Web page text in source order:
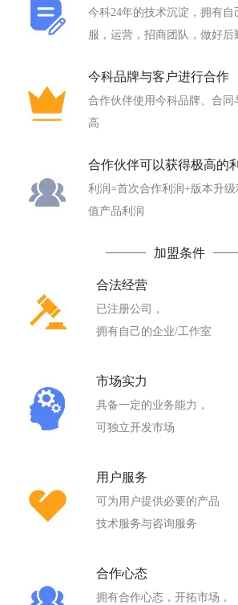
今科24年的技术沉淀，拥有
服，运营，招商团队，做好后
今科品牌与客户进行合作
合作伙伴使用今科品牌、合
高
合作伙伴可以获得极高的
利润=首次合作利润+版本升
值产品利润
加盟条件
合法经营
已注册公司，
拥有自己的企业/工作室
市场实力
具备一定的业务能力，
可独立开发市场
用户服务
可为用户提供必要的产品
技术服务与咨询服务
合作心态
拥有合作心态，开拓市场，